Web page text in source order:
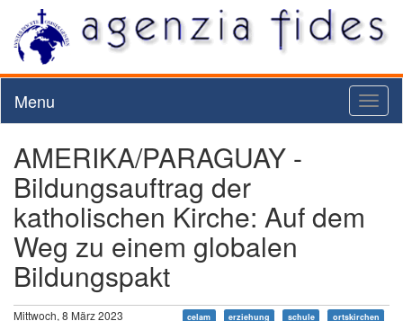
Menu
AMERIKA/PARAGUAY -
Bildungsauftrag der
katholischen Kirche: Auf dem
Weg zu einem globalen
Bildungspakt
Mittwoch, 8 März 2023 celam erziehung schule ortskirchen